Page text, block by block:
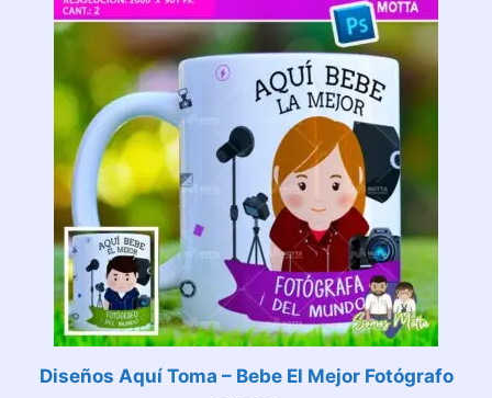
Diseños Aquí Toma – Bebe El Mejor Fotógrafo